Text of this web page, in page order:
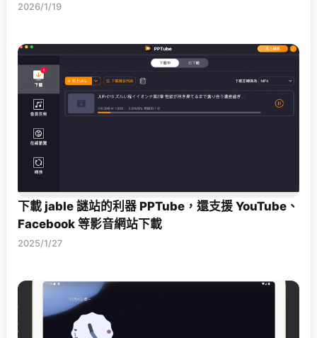
2026/1/19
下載 jable 謎站的利器 PPTube，還支援 YouTube、
Facebook 等影音網站下載
2025/1/27